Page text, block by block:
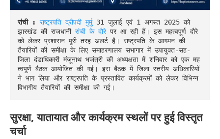
रांची : राष्ट्रपति द्रौपदी मुर्मु 31 जुलाई एवं 1 अगस्त 2025 को
झारखंड की राजधानी रांची के दौरे पर आ रही हैं। इस महत्वपूर्ण दौरे
को लेकर प्रशासन पूरी तरह अलर्ट है। राष्ट्रपति के आगमन की
तैयारियों की समीक्षा के लिए समाहरणालय सभागार में उपायुक्त-सह-
जिला दंडाधिकारी मंजूनाथ भजंत्री की अध्यक्षता में शनिवार को एक मह
त्वपूर्ण बैठक आयोजित की गई। इस बैठक में जिला स्तरीय अधिकारियों
ने भाग लिया और राष्ट्रपति के प्रस्तावित कार्यक्रमों को लेकर विभिन्न
विभागीय तैयारियों की समीक्षा की गई।
सुरक्षा, यातायात और कार्यक्रम स्थलों पर हुई विस्तृत
चर्चा